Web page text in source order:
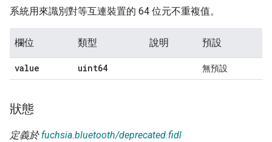
系統用來識別對等互連裝置的 64 位元不重複值。
欄位 類型 說明 預設
value uint64 無預設
狀態
定義於 fuchsia.bluetooth/deprecated.fidl